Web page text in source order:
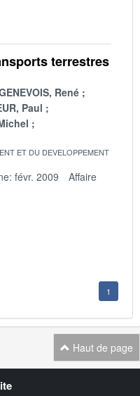
terrestres
René
Paul
ET DU DEVELOPPEMENT
févr. 2009
Affaire
1
Haut de page